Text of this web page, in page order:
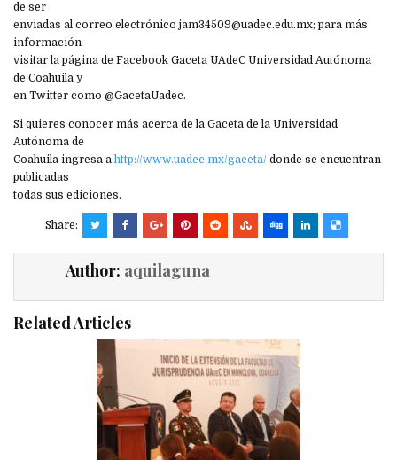
de ser
enviadas al correo electrónico jam34509@uadec.edu.mx; para más
información
visitar la página de Facebook Gaceta UAdeC Universidad Autónoma
de Coahuila y
en Twitter como @GacetaUadec.
Si quieres conocer más acerca de la Gaceta de la Universidad
Autónoma de
Coahuila ingresa a http://www.uadec.mx/gaceta/ donde se encuentran
publicadas
todas sus ediciones.
Share:
Author: aquilaguna
Related Articles